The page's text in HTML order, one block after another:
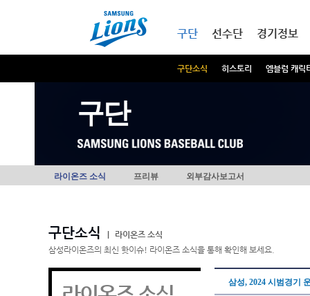
구단
구단소식 히스토리 엠블럼 캐릭
선수단 경기정보
구단
라이온즈 소식 프리뷰 외부감사보고서
구단소식
라이온즈 소식
삼성라이온즈의 최신 핫이슈! 라이온즈 소식을 통해 확인해 보세요.
삼성, 2024 시범경기